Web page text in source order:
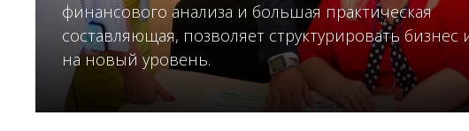
финансового анализа и большая практическая
составляющая, позволяет структурировать бизнес
на новый уровень.